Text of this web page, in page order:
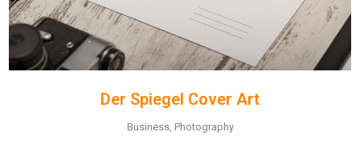
Der Spiegel Cover Art
Business, Photography